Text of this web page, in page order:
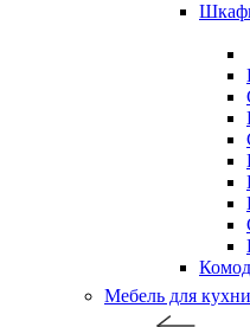
Мебель для кухни